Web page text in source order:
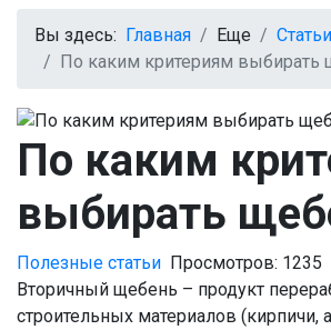
Вы здесь: Главная Еще
Статьи
По каким критериям выбирать
По каким
выбирать
Полезные статьи Просмотров: 1235
Вторичный щебень – продукт
строительных материалов (кирпичи,